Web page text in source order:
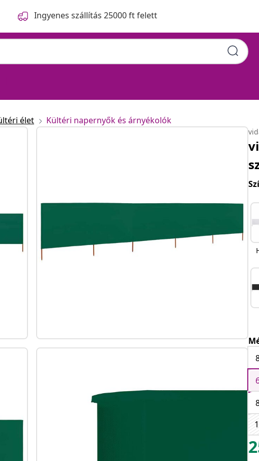
Ingyenes szállítás 25000 ft felett
élet Kültéri napernyők és árnyékolók